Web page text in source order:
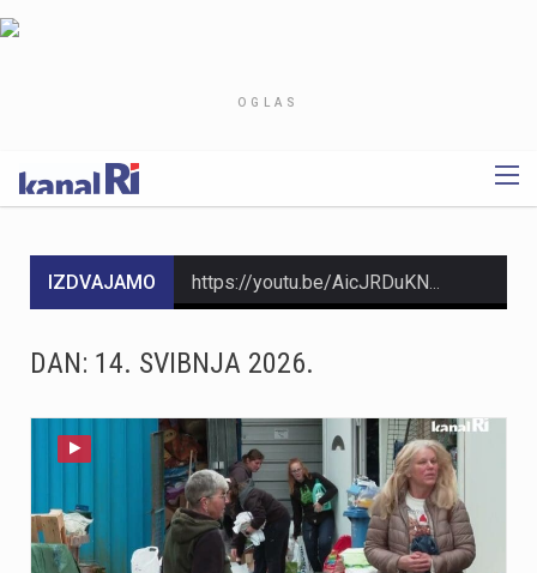
OGLAS
IZDVAJAMO
https://youtu.be/Ms7A82drFtA
https://youtu.be/mldUU0Knk1Y U prometnoj nesreći u Rijeci teško je ozlijeđena 75-godišnja pješakinja, dok je 80-godišnji pješak prošao s lakšim ozljedama. Na njih je na pješačkom prijelazu naletio autobus kojim je upravljao 54-godišnji vozač. Nesreća se dogodila u utorak, 4. kolovoza, oko 18 sati na raskrižju Ulice Ivana Zajca i Ribarske ulice.
https://youtu.be/-_V3gJvjFjc Trodnevno obilježavanje Dana pobjede i 31. obljetnice Oluje u Rijeci zaključeno je bakljadom na Molo longu, gdje je zapaljeno 222 baklje za poginule branitelje Primorsko-goranske županije. Uz prigodni program, polaganje vijenaca i koncert grupe Opća opasnost, Rijeka je dostojanstveno obilježila najvažniji datum novije hrvatske povijesti. Više u videoprilogu:
DAN: 14. SVIBNJA 2026.